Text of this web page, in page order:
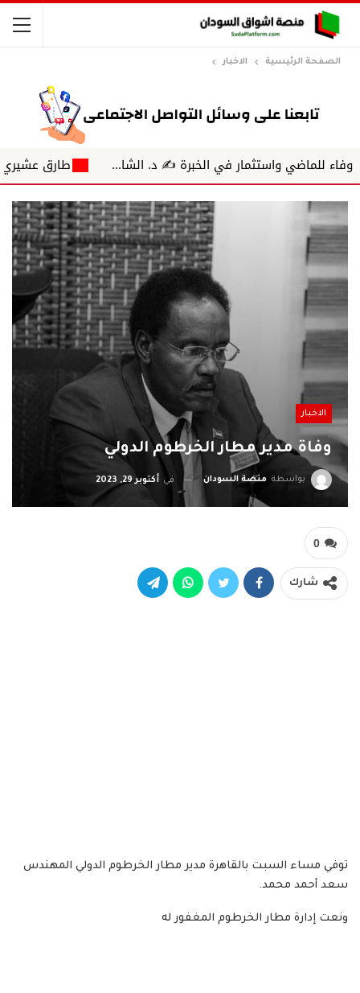
الصفحة الرئيسية الاخبار
واستثمار في الخبرة ✍️ د. الشا... طارق عشيري.. فارس
الاخبار
وفاة مدير مطار الخرطوم الدولي
بواسطة منصة السودان في أكتوبر 29, 2023
0
شارك
توفي مساء السبت بالقاهرة مدير مطار الخرطوم الدولي المهندس
سعد أحمد محمد.
ونعت إدارة مطار الخرطوم المغفور له